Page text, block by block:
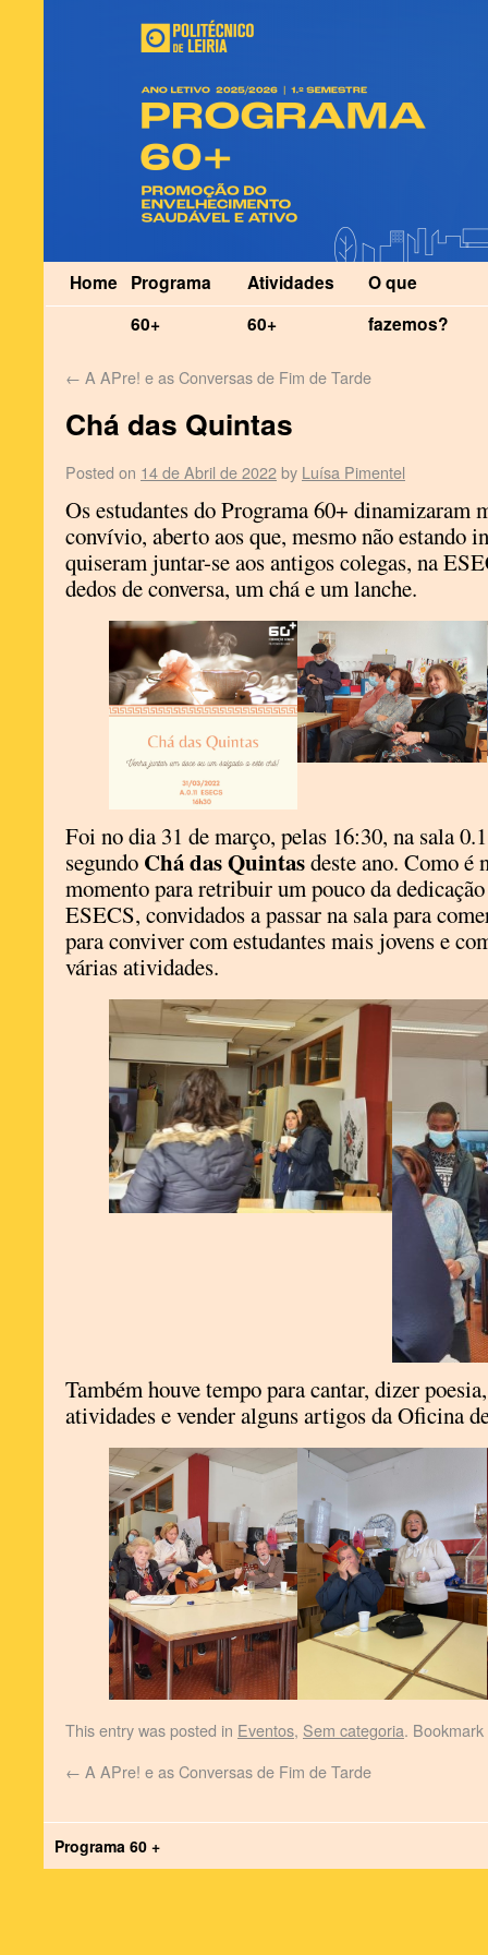
Home Programa
60+
Atividades
60+
O que
fazemos?
← A APre! e as Conversas de Fim de Tarde
Chá das Quintas
Posted on 14 de Abril de 2022by Luísa Pimentel
Os estudantes do Programa 60+ dinamizaram
convívio, aberto aos que, mesmo não estando
quiseram juntar-se aos antigos colegas, na
dedos de conversa, um chá e um lanche.
Foi no dia 31 de março, pelas 16:30, na sala
segundo Chá das Quintasdeste ano. Como é
momento para retribuir um pouco da
ESECS, convidados a passar na sala para
para conviver com estudantes mais jovens e
várias atividades.
Também houve tempo para cantar, dizer
atividades e vender alguns artigos da Oficina
This entry was posted in Eventos, Sem categoria.
← A APre! e as Conversas de Fim de Tarde
Programa 60 +